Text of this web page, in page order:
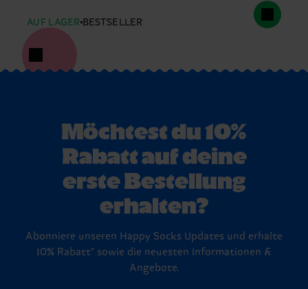
AUF LAGER BESTSELLER
Möchtest du 10%
Rabatt auf deine
erste Bestellung
erhalten?
Abonniere unseren Happy Socks Updates und erhalte
10% Rabatt* sowie die neuesten Informationen &
Angebote.